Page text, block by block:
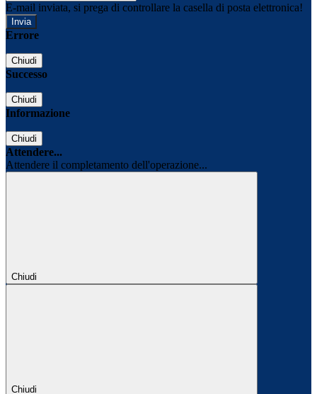
E-mail inviata, si prega di controllare la casella di posta elettronica!
Errore
Chiudi
Successo
Chiudi
Informazione
Chiudi
Attendere...
Attendere il completamento dell'operazione...
Chiudi
Chiudi